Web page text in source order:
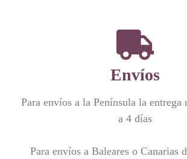
Envíos
Para envíos a la Península la entrega
a 4 días
Para envíos a Baleares o Canarias